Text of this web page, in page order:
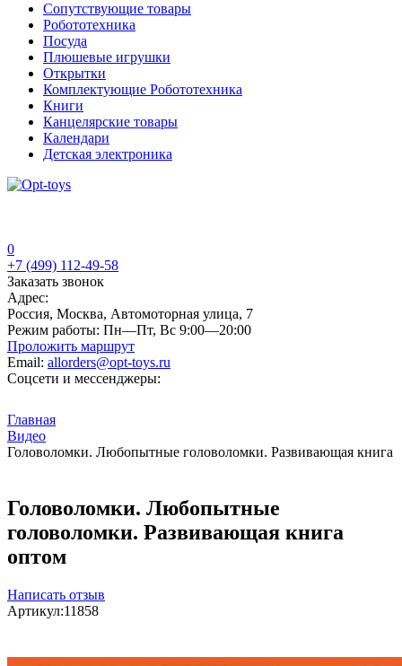
Сопутствующие товары
Робототехника
Посуда
Плюшевые игрушки
Открытки
Комплектующие Робототехника
Книги
Канцелярские товары
Календари
Детская электроника
0
+7 (499) 112-49-58
Заказать звонок
Адрес:
Россия, Москва, Автомоторная улица, 7
Режим работы: Пн—Пт, Вс 9:00—20:00
Проложить маршрут
Email: allorders@opt-toys.ru
Соцсети и мессенджеры:
Главная
Видео
Головоломки. Любопытные головоломки. Развивающая книга
Головоломки. Любопытные
головоломки. Развивающая книга
оптом
Написать отзыв
Артикул:11858